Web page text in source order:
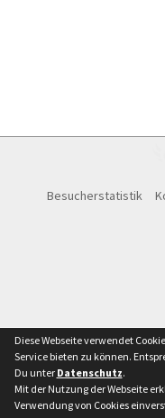
Besucherstatistik
Diese Webseite verwendet
Service bieten zu können.
Du unter Datenschutz.
Mit der Nutzung der Webseite
Verwendung von Cookies